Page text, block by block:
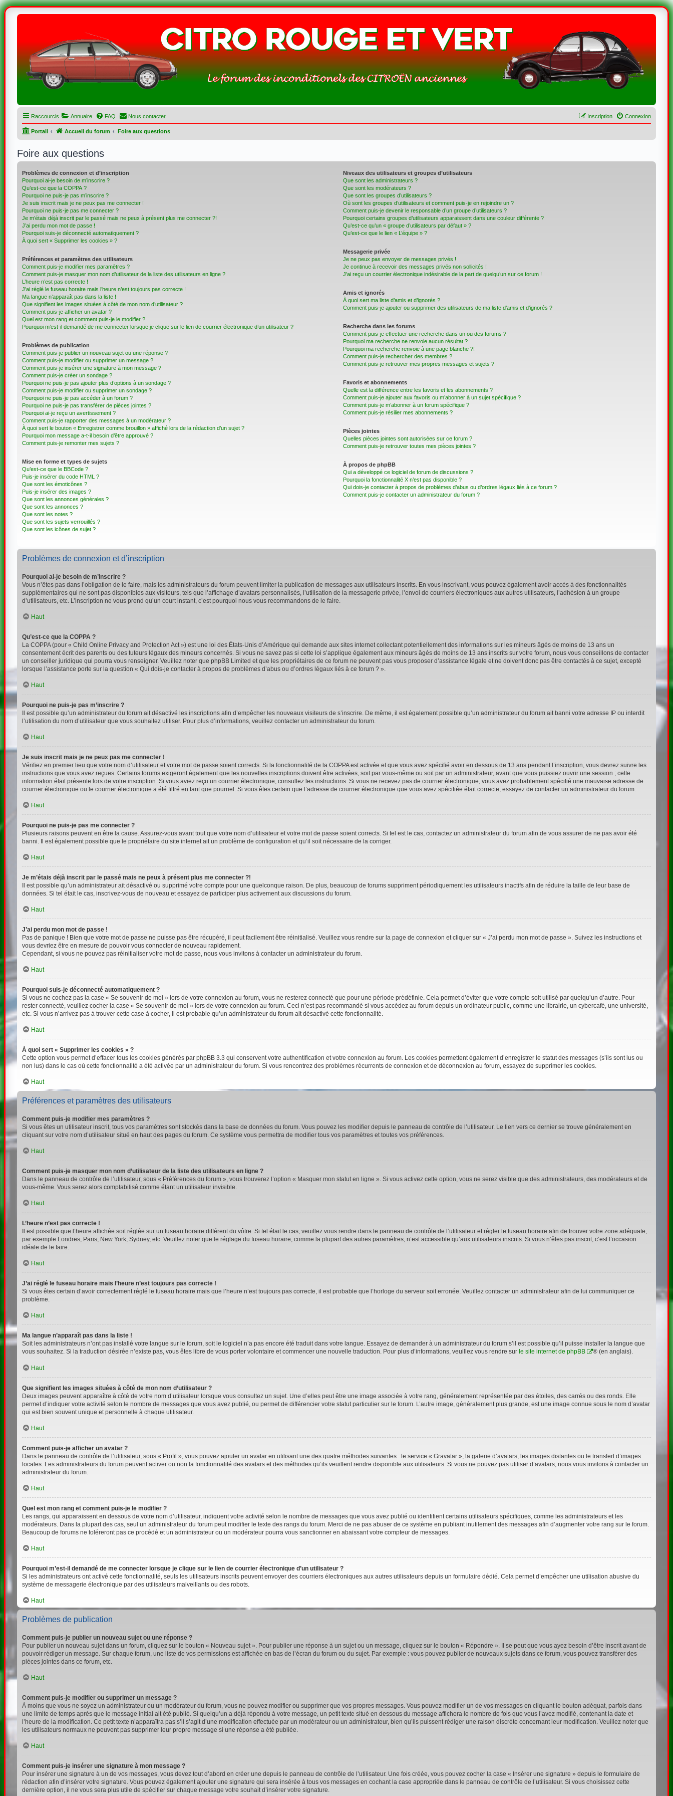
Raccourcis Annuaire FAQ Nous contacter Connexion
Inscription
Portail Accueil du forum Foire aux questions
Foire aux questions
Problèmes de connexion et d’inscription
Pourquoi ai-je besoin de m’inscrire ?
Qu’est-ce que la COPPA ?
Pourquoi ne puis-je pas m’inscrire ?
Je suis inscrit mais je ne peux pas me connecter !
Pourquoi ne puis-je pas me connecter ?
Je m’étais déjà inscrit par le passé mais ne peux à présent plus me connecter ?!
J’ai perdu mon mot de passe !
Pourquoi suis-je déconnecté automatiquement ?
À quoi sert « Supprimer les cookies » ?
Préférences et paramètres des utilisateurs
Comment puis-je modifier mes paramètres ?
Comment puis-je masquer mon nom d’utilisateur de la liste des utilisateurs en ligne ?
L’heure n’est pas correcte !
J’ai réglé le fuseau horaire mais l’heure n’est toujours pas correcte !
Ma langue n’apparaît pas dans la liste !
Que signifient les images situées à côté de mon nom d’utilisateur ?
Comment puis-je afficher un avatar ?
Quel est mon rang et comment puis-je le modifier ?
Pourquoi m’est-il demandé de me connecter lorsque je clique sur le lien de courrier électronique d’un utilisateur ?
Problèmes de publication
Comment puis-je publier un nouveau sujet ou une réponse ?
Comment puis-je modifier ou supprimer un message ?
Comment puis-je insérer une signature à mon message ?
Comment puis-je créer un sondage ?
Pourquoi ne puis-je pas ajouter plus d’options à un sondage ?
Comment puis-je modifier ou supprimer un sondage ?
Pourquoi ne puis-je pas accéder à un forum ?
Pourquoi ne puis-je pas transférer de pièces jointes ?
Pourquoi ai-je reçu un avertissement ?
Comment puis-je rapporter des messages à un modérateur ?
À quoi sert le bouton « Enregistrer comme brouillon » affiché lors de la rédaction d’un sujet ?
Pourquoi mon message a-t-il besoin d’être approuvé ?
Comment puis-je remonter mes sujets ?
Mise en forme et types de sujets
Qu’est-ce que le BBCode ?
Puis-je insérer du code HTML ?
Que sont les émoticônes ?
Puis-je insérer des images ?
Que sont les annonces générales ?
Que sont les annonces ?
Que sont les notes ?
Que sont les sujets verrouillés ?
Que sont les icônes de sujet ?
Niveaux des utilisateurs et groupes d’utilisateurs
Que sont les administrateurs ?
Que sont les modérateurs ?
Que sont les groupes d’utilisateurs ?
Où sont les groupes d’utilisateurs et comment puis-je en rejoindre un ?
Comment puis-je devenir le responsable d’un groupe d’utilisateurs ?
Pourquoi certains groupes d’utilisateurs apparaissent dans une couleur différente ?
Qu’est-ce qu’un « groupe d’utilisateurs par défaut » ?
Qu’est-ce que le lien « L’équipe » ?
Messagerie privée
Je ne peux pas envoyer de messages privés !
Je continue à recevoir des messages privés non sollicités !
J’ai reçu un courrier électronique indésirable de la part de quelqu’un sur ce forum !
Amis et ignorés
À quoi sert ma liste d’amis et d’ignorés ?
Comment puis-je ajouter ou supprimer des utilisateurs de ma liste d’amis et d’ignorés ?
Recherche dans les forums
Comment puis-je effectuer une recherche dans un ou des forums ?
Pourquoi ma recherche ne renvoie aucun résultat ?
Pourquoi ma recherche renvoie à une page blanche ?!
Comment puis-je rechercher des membres ?
Comment puis-je retrouver mes propres messages et sujets ?
Favoris et abonnements
Quelle est la différence entre les favoris et les abonnements ?
Comment puis-je ajouter aux favoris ou m’abonner à un sujet spécifique ?
Comment puis-je m’abonner à un forum spécifique ?
Comment puis-je résilier mes abonnements ?
Pièces jointes
Quelles pièces jointes sont autorisées sur ce forum ?
Comment puis-je retrouver toutes mes pièces jointes ?
À propos de phpBB
Qui a développé ce logiciel de forum de discussions ?
Pourquoi la fonctionnalité X n’est pas disponible ?
Qui dois-je contacter à propos de problèmes d’abus ou d’ordres légaux liés à ce forum ?
Comment puis-je contacter un administrateur du forum ?
Problèmes de connexion et d’inscription
Pourquoi ai-je besoin de m’inscrire ?
Vous n’êtes pas dans l’obligation de le faire, mais les administrateurs du forum peuvent limiter la publication de messages aux utilisateurs inscrits. En vous inscrivant, vous pouvez également avoir accès à des fonctionnalités
supplémentaires qui ne sont pas disponibles aux visiteurs, tels que l’affichage d’avatars personnalisés, l’utilisation de la messagerie privée, l’envoi de courriers électroniques aux autres utilisateurs, l’adhésion à un groupe
d’utilisateurs, etc. L’inscription ne vous prend qu’un court instant, c’est pourquoi nous vous recommandons de le faire.
Haut
Qu’est-ce que la COPPA ?
La COPPA (pour « Child Online Privacy and Protection Act ») est une loi des États-Unis d’Amérique qui demande aux sites internet collectant potentiellement des informations sur les mineurs âgés de moins de 13 ans un
consentement écrit des parents ou des tuteurs légaux des mineurs concernés. Si vous ne savez pas si cette loi s’applique également aux mineurs âgés de moins de 13 ans inscrits sur votre forum, nous vous conseillons de contacter
un conseiller juridique qui pourra vous renseigner. Veuillez noter que phpBB Limited et que les propriétaires de ce forum ne peuvent pas vous proposer d’assistance légale et ne doivent donc pas être contactés à ce sujet, excepté
lorsque l’assistance porte sur la question « Qui dois-je contacter à propos de problèmes d’abus ou d’ordres légaux liés à ce forum ? ».
Haut
Pourquoi ne puis-je pas m’inscrire ?
Il est possible qu’un administrateur du forum ait désactivé les inscriptions afin d’empêcher les nouveaux visiteurs de s’inscrire. De même, il est également possible qu’un administrateur du forum ait banni votre adresse IP ou interdit
l’utilisation du nom d’utilisateur que vous souhaitez utiliser. Pour plus d’informations, veuillez contacter un administrateur du forum.
Haut
Je suis inscrit mais je ne peux pas me connecter !
Vérifiez en premier lieu que votre nom d’utilisateur et votre mot de passe soient corrects. Si la fonctionnalité de la COPPA est activée et que vous avez spécifié avoir en dessous de 13 ans pendant l’inscription, vous devrez suivre les
instructions que vous avez reçues. Certains forums exigeront également que les nouvelles inscriptions doivent être activées, soit par vous-même ou soit par un administrateur, avant que vous puissiez ouvrir une session ; cette
information était présente lors de votre inscription. Si vous aviez reçu un courrier électronique, consultez les instructions. Si vous ne recevez pas de courrier électronique, vous avez probablement spécifié une mauvaise adresse de
courrier électronique ou le courrier électronique a été filtré en tant que pourriel. Si vous êtes certain que l’adresse de courrier électronique que vous avez spécifiée était correcte, essayez de contacter un administrateur du forum.
Haut
Pourquoi ne puis-je pas me connecter ?
Plusieurs raisons peuvent en être la cause. Assurez-vous avant tout que votre nom d’utilisateur et votre mot de passe soient corrects. Si tel est le cas, contactez un administrateur du forum afin de vous assurer de ne pas avoir été
banni. Il est également possible que le propriétaire du site internet ait un problème de configuration et qu’il soit nécessaire de la corriger.
Haut
Je m’étais déjà inscrit par le passé mais ne peux à présent plus me connecter ?!
Il est possible qu’un administrateur ait désactivé ou supprimé votre compte pour une quelconque raison. De plus, beaucoup de forums suppriment périodiquement les utilisateurs inactifs afin de réduire la taille de leur base de
données. Si tel était le cas, inscrivez-vous de nouveau et essayez de participer plus activement aux discussions du forum.
Haut
J’ai perdu mon mot de passe !
Pas de panique ! Bien que votre mot de passe ne puisse pas être récupéré, il peut facilement être réinitialisé. Veuillez vous rendre sur la page de connexion et cliquer sur « J’ai perdu mon mot de passe ». Suivez les instructions et
vous devriez être en mesure de pouvoir vous connecter de nouveau rapidement.
Cependant, si vous ne pouvez pas réinitialiser votre mot de passe, nous vous invitons à contacter un administrateur du forum.
Haut
Pourquoi suis-je déconnecté automatiquement ?
Si vous ne cochez pas la case « Se souvenir de moi » lors de votre connexion au forum, vous ne resterez connecté que pour une période prédéfinie. Cela permet d’éviter que votre compte soit utilisé par quelqu’un d’autre. Pour
rester connecté, veuillez cocher la case « Se souvenir de moi » lors de votre connexion au forum. Ceci n’est pas recommandé si vous accédez au forum depuis un ordinateur public, comme une librairie, un cybercafé, une université,
etc. Si vous n’arrivez pas à trouver cette case à cocher, il est probable qu’un administrateur du forum ait désactivé cette fonctionnalité.
Haut
À quoi sert « Supprimer les cookies » ?
Cette option vous permet d’effacer tous les cookies générés par phpBB 3.3 qui conservent votre authentification et votre connexion au forum. Les cookies permettent également d’enregistrer le statut des messages (s’ils sont lus ou
non lus) dans le cas où cette fonctionnalité a été activée par un administrateur du forum. Si vous rencontrez des problèmes récurrents de connexion et de déconnexion au forum, essayez de supprimer les cookies.
Haut
Préférences et paramètres des utilisateurs
Comment puis-je modifier mes paramètres ?
Si vous êtes un utilisateur inscrit, tous vos paramètres sont stockés dans la base de données du forum. Vous pouvez les modifier depuis le panneau de contrôle de l’utilisateur. Le lien vers ce dernier se trouve généralement en
cliquant sur votre nom d’utilisateur situé en haut des pages du forum. Ce système vous permettra de modifier tous vos paramètres et toutes vos préférences.
Haut
Comment puis-je masquer mon nom d’utilisateur de la liste des utilisateurs en ligne ?
Dans le panneau de contrôle de l’utilisateur, sous « Préférences du forum », vous trouverez l’option « Masquer mon statut en ligne ». Si vous activez cette option, vous ne serez visible que des administrateurs, des modérateurs et de
vous-même. Vous serez alors comptabilisé comme étant un utilisateur invisible.
Haut
L’heure n’est pas correcte !
Il est possible que l’heure affichée soit réglée sur un fuseau horaire différent du vôtre. Si tel était le cas, veuillez vous rendre dans le panneau de contrôle de l’utilisateur et régler le fuseau horaire afin de trouver votre zone adéquate,
par exemple Londres, Paris, New York, Sydney, etc. Veuillez noter que le réglage du fuseau horaire, comme la plupart des autres paramètres, n’est accessible qu’aux utilisateurs inscrits. Si vous n’êtes pas inscrit, c’est l’occasion
idéale de le faire.
Haut
J’ai réglé le fuseau horaire mais l’heure n’est toujours pas correcte !
Si vous êtes certain d’avoir correctement réglé le fuseau horaire mais que l’heure n’est toujours pas correcte, il est probable que l’horloge du serveur soit erronée. Veuillez contacter un administrateur afin de lui communiquer ce
problème.
Haut
Ma langue n’apparaît pas dans la liste !
Soit les administrateurs n’ont pas installé votre langue sur le forum, soit le logiciel n’a pas encore été traduit dans votre langue. Essayez de demander à un administrateur du forum s’il est possible qu’il puisse installer la langue que
vous souhaitez. Si la traduction désirée n’existe pas, vous êtes libre de vous porter volontaire et commencer une nouvelle traduction. Pour plus d’informations, veuillez vous rendre sur le site internet de phpBB ® (en anglais).
Haut
Que signifient les images situées à côté de mon nom d’utilisateur ?
Deux images peuvent apparaître à côté de votre nom d’utilisateur lorsque vous consultez un sujet. Une d’elles peut être une image associée à votre rang, généralement représentée par des étoiles, des carrés ou des ronds. Elle
permet d’indiquer votre activité selon le nombre de messages que vous avez publié, ou permet de différencier votre statut particulier sur le forum. L’autre image, généralement plus grande, est une image connue sous le nom d’avatar
qui est bien souvent unique et personnelle à chaque utilisateur.
Haut
Comment puis-je afficher un avatar ?
Dans le panneau de contrôle de l’utilisateur, sous « Profil », vous pouvez ajouter un avatar en utilisant une des quatre méthodes suivantes : le service « Gravatar », la galerie d’avatars, les images distantes ou le transfert d’images
locales. Les administrateurs du forum peuvent activer ou non la fonctionnalité des avatars et des méthodes qu’ils veuillent rendre disponible aux utilisateurs. Si vous ne pouvez pas utiliser d’avatars, nous vous invitons à contacter un
administrateur du forum.
Haut
Quel est mon rang et comment puis-je le modifier ?
Les rangs, qui apparaissent en dessous de votre nom d’utilisateur, indiquent votre activité selon le nombre de messages que vous avez publié ou identifient certains utilisateurs spécifiques, comme les administrateurs et les
modérateurs. Dans la plupart des cas, seul un administrateur du forum peut modifier le texte des rangs du forum. Merci de ne pas abuser de ce système en publiant inutilement des messages afin d’augmenter votre rang sur le forum.
Beaucoup de forums ne toléreront pas ce procédé et un administrateur ou un modérateur pourra vous sanctionner en abaissant votre compteur de messages.
Haut
Pourquoi m’est-il demandé de me connecter lorsque je clique sur le lien de courrier électronique d’un utilisateur ?
Si les administrateurs ont activé cette fonctionnalité, seuls les utilisateurs inscrits peuvent envoyer des courriers électroniques aux autres utilisateurs depuis un formulaire dédié. Cela permet d’empêcher une utilisation abusive du
système de messagerie électronique par des utilisateurs malveillants ou des robots.
Haut
Problèmes de publication
Comment puis-je publier un nouveau sujet ou une réponse ?
Pour publier un nouveau sujet dans un forum, cliquez sur le bouton « Nouveau sujet ». Pour publier une réponse à un sujet ou un message, cliquez sur le bouton « Répondre ». Il se peut que vous ayez besoin d’être inscrit avant de
pouvoir rédiger un message. Sur chaque forum, une liste de vos permissions est affichée en bas de l’écran du forum ou du sujet. Par exemple : vous pouvez publier de nouveaux sujets dans ce forum, vous pouvez transférer des
pièces jointes dans ce forum, etc.
Haut
Comment puis-je modifier ou supprimer un message ?
À moins que vous ne soyez un administrateur ou un modérateur du forum, vous ne pouvez modifier ou supprimer que vos propres messages. Vous pouvez modifier un de vos messages en cliquant le bouton adéquat, parfois dans
une limite de temps après que le message initial ait été publié. Si quelqu’un a déjà répondu à votre message, un petit texte situé en dessous du message affichera le nombre de fois que vous l’avez modifié, contenant la date et
l’heure de la modification. Ce petit texte n’apparaîtra pas s’il s’agit d’une modification effectuée par un modérateur ou un administrateur, bien qu’ils puissent rédiger une raison discrète concernant leur modification. Veuillez noter que
les utilisateurs normaux ne peuvent pas supprimer leur propre message si une réponse a été publiée.
Haut
Comment puis-je insérer une signature à mon message ?
Pour insérer une signature à un de vos messages, vous devez tout d’abord en créer une depuis le panneau de contrôle de l’utilisateur. Une fois créée, vous pouvez cocher la case « Insérer une signature » depuis le formulaire de
rédaction afin d’insérer votre signature. Vous pouvez également ajouter une signature qui sera insérée à tous vos messages en cochant la case appropriée dans le panneau de contrôle de l’utilisateur. Si vous choisissez cette
dernière option, il ne vous sera plus utile de spécifier sur chaque message votre souhait d’insérer votre signature.